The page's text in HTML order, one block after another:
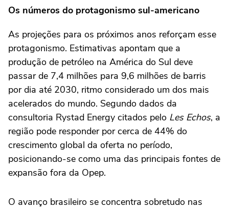
Os números do protagonismo sul-americano
As projeções para os próximos anos reforçam esse
protagonismo. Estimativas apontam que a
produção de petróleo na América do Sul deve
passar de 7,4 milhões para 9,6 milhões de barris
por dia até 2030, ritmo considerado um dos mais
acelerados do mundo. Segundo dados da
consultoria Rystad Energy citados pelo Les Echos, a
região pode responder por cerca de 44% do
crescimento global da oferta no período,
posicionando-se como uma das principais fontes de
expansão fora da Opep.
O avanço brasileiro se concentra sobretudo nas